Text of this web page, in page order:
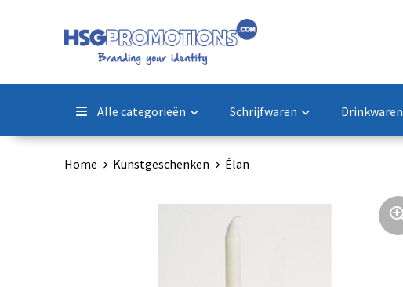
Alle categorieën Schrijfwaren Drinkwaren
Home Kunstgeschenken Élan